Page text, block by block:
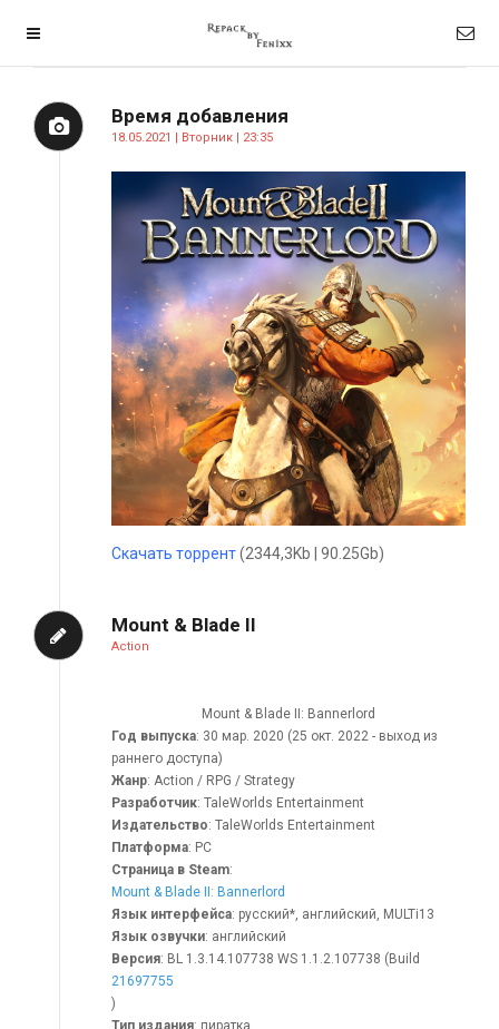
Время добавления
18.05.2021 | Вторник | 23:35
Скачать торрент(2344,3Kb | 90.25Gb)
Mount & Blade II
Action
Mount & Blade II: Bannerlord
Год выпуска: 30 мар. 2020 (25 окт. 2022 - выход из
раннего доступа)
Жанр: Action / RPG / Strategy
Разработчик: TaleWorlds Entertainment
Издательство: TaleWorlds Entertainment
Платформа: PC
Страница в Steam:
Mount & Blade II: Bannerlord
Язык интерфейса: русский*, английский, MULTi13
Язык озвучки: английский
Версия: BL 1.3.14.107738 WS 1.1.2.107738 (Build
21697755
)
Тип издания: пиратка